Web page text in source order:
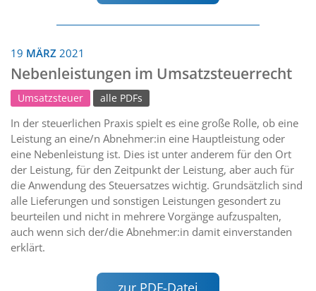
19 MÄRZ 2021
Nebenleistungen im Umsatzsteuerrecht
Umsatzsteuer alle PDFs
In der steuerlichen Praxis spielt es eine große Rolle, ob eine
Leistung an eine/n Abnehmer:in eine Hauptleistung oder
eine Nebenleistung ist. Dies ist unter anderem für den Ort
der Leistung, für den Zeitpunkt der Leistung, aber auch für
die Anwendung des Steuersatzes wichtig. Grundsätzlich sind
alle Lieferungen und sonstigen Leistungen gesondert zu
beurteilen und nicht in mehrere Vorgänge aufzuspalten,
auch wenn sich der/die Abnehmer:in damit einverstanden
erklärt.
zur PDF-Datei